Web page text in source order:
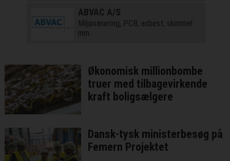
ABVAC A/S
Miljøsanering, PCB, asbest, skimmel
mm.
Økonomisk millionbombe
truer med tilbagevirkende
kraft boligsælgere
Dansk-tysk ministerbesøg på
Femern Projektet